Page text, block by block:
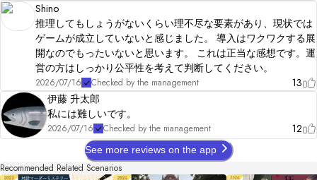
Shino
推理してもしょうがないくらい理不尽な要素があり、現状では
ゲームが成立していないと感じました。 導入はワクワクする展
開なのでもったいないと思います。 これは正当な感想です。運
営の方はしっかり公平性を考えて判断してください。
2026/07/16 Checked by the management
13
伊藤 升太郎
私には難しいです。
2026/07/16 Checked by the management 12
See more reviews on the app
Recommended Related Scenarios